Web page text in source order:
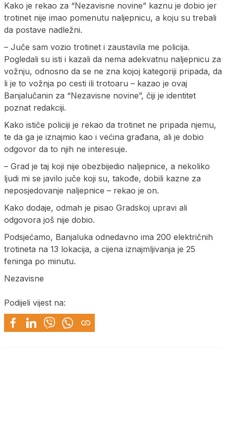
Kako je rekao za “Nezavisne novine” kaznu je dobio jer
trotinet nije imao pomenutu naljepnicu, a koju su trebali
da postave nadležni.
– Juče sam vozio trotinet i zaustavila me policija.
Pogledali su isti i kazali da nema adekvatnu naljepnicu za
vožnju, odnosno da se ne zna kojoj kategoriji pripada, da
li je to vožnja po cesti ili trotoaru – kazao je ovaj
Banjalučanin za “Nezavisne novine”, čiji je identitet
poznat redakciji.
Kako ističe policiji je rekao da trotinet ne pripada njemu,
te da ga je iznajmio kao i većina građana, ali je dobio
odgovor da to njih ne interesuje.
– Grad je taj koji nije obezbijedio naljepnice, a nekoliko
ljudi mi se javilo juče koji su, takođe, dobili kazne za
neposjedovanje naljepnice – rekao je on.
Kako dodaje, odmah je pisao Gradskoj upravi ali
odgovora još nije dobio.
Podsjećamo, Banjaluka odnedavno ima 200 električnih
trotineta na 13 lokacija, a cijena iznajmljivanja je 25
feninga po minutu.
Nezavisne
Podijeli vijest na: